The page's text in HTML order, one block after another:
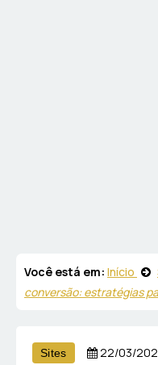
Você está em: Início
conversão: estratégias
Sites 22/03/